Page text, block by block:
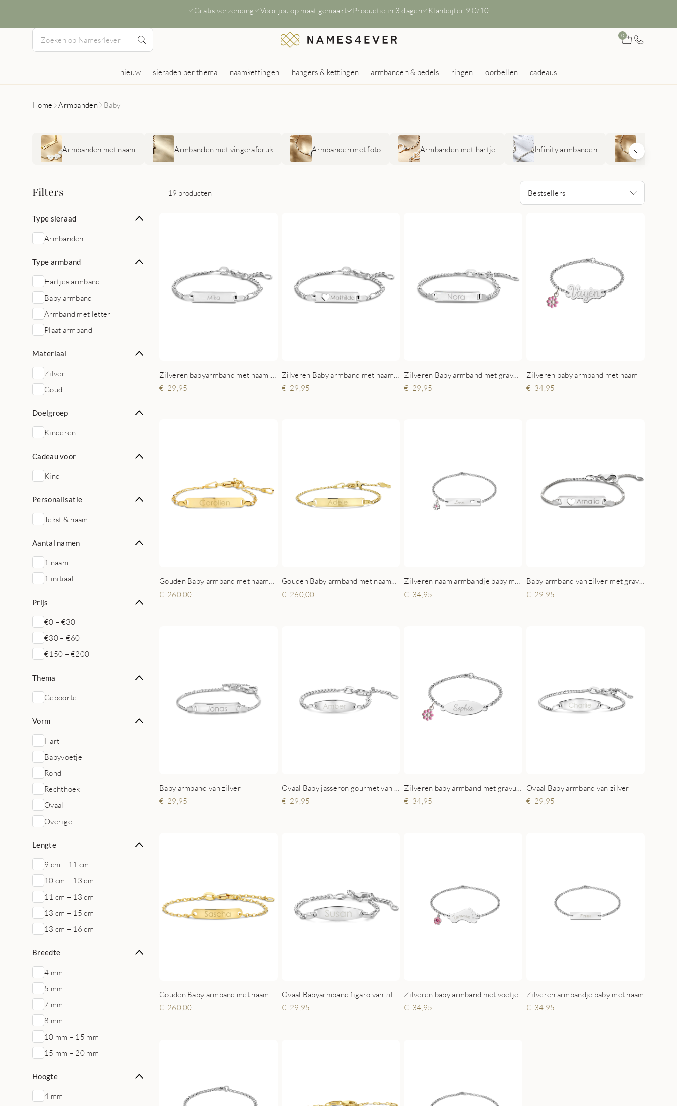
Gratis verzending Voor jou op maat gemaakt Productie in 3 dagen Klantcijfer 9.0/10
0
nieuw sieraden per thema naamkettingen hangers & kettingen armbanden & bedels ringen oorbellen cadeaus
Home Armbanden Baby
Armbanden met naam Armbanden met vingerafdruk Armbanden met foto Armbanden met hartje Infinity armbanden
Filters 19 producten Bestsellers
Type sieraad
Armbanden
Type armband
Hartjes armband
Baby armband
Armband met letter
Plaat armband
Materiaal
Zilver
Goud
Doelgroep
Kinderen
Cadeau voor
Kind
Personalisatie
Tekst & naam
Aantal namen
1 naam
1 initiaal
Prijs
€0 – €30
€30 – €60
€150 – €200
Thema
Geboorte
Vorm
Hart
Babyvoetje
Rond
Rechthoek
Ovaal
Overige
Lengte
9 cm – 11 cm
10 cm – 13 cm
11 cm – 13 cm
13 cm – 15 cm
13 cm – 16 cm
Breedte
4 mm
5 mm
7 mm
8 mm
10 mm – 15 mm
15 mm – 20 mm
Hoogte
4 mm
29,95
29,95
29,95
Zilveren baby armband met naam
34,95
260,00
260,00
34,95
29,95
Baby armband van zilver
29,95
29,95
34,95
Ovaal Baby armband van zilver
29,95
260,00
29,95
Zilveren baby armband met voetje
34,95
Zilveren armbandje baby met naam
34,95